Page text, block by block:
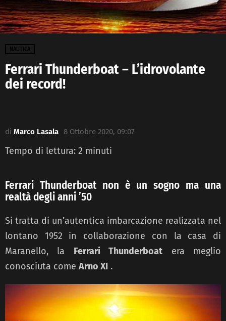
NAUTICA
Ferrari Thunderboat – L’idrovolante
dei record!
di Marco Lasala 8 Ottobre 2020, 09:07
Tempo di lettura: 2 minuti
Ferrari Thunderboat non è un sogno ma una
realtà degli anni ’50
Si tratta di un’autentica imbarcazione realizzata nel
lontano 1952 in collaborazione con la casa di
Maranello, la Ferrari Thunderboat era meglio
conosciuta come Arno XI .